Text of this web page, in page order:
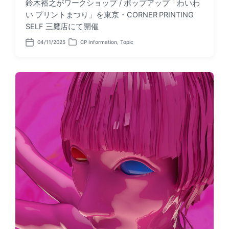
鈴木裕之がワークショップ / ポップアップ「わいわ
い プリントまつり」を東京・CORNER PRINTING
SELF 三鷹店にて開催
P
04/11/2025 P
e
d
i
n
CP Information Topic